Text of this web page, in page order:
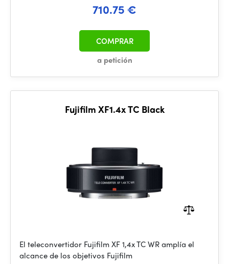
710.75 €
a petición
COMPRAR
Fujifilm XF1.4x TC Black
El teleconvertidor Fujifilm XF 1,4x TC WR amplía el
alcance de los objetivos Fujifilm